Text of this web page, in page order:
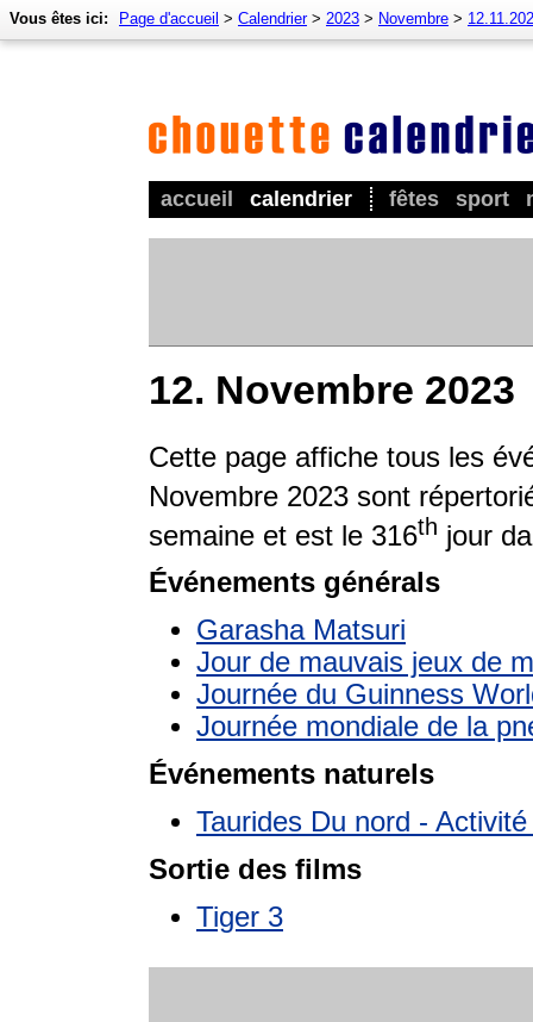
accueil calendrier fêtes sport
Vous êtes ici: Page d'accueil > Calendrier> 2023 > Novembre >
12. Novembre 2023
Cette page affiche tous les
Novembre 2023 sont
semaine et est le 316th jour
Événements générals
Garasha Matsuri
Jour de mauvais jeux de
Journée du Guinness
Journée mondiale de la
Événements naturels
Taurides Du nord -
Sortie des films
Tiger 3